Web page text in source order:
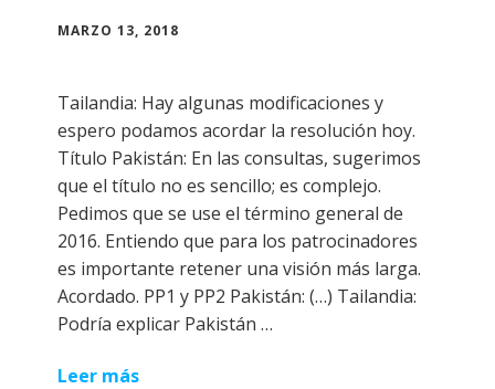
MARZO 13, 2018
Tailandia: Hay algunas modificaciones y
espero podamos acordar la resolución hoy.
Título Pakistán: En las consultas, sugerimos
que el título no es sencillo; es complejo.
Pedimos que se use el término general de
2016. Entiendo que para los patrocinadores
es importante retener una visión más larga.
Acordado. PP1 y PP2 Pakistán: (…) Tailandia:
Podría explicar Pakistán …
Leer más